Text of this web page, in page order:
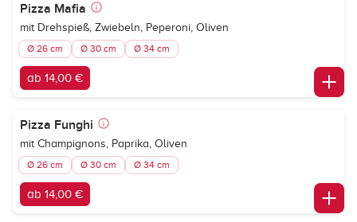
Pizza Mafia
mit Drehspieß, Zwiebeln, Peperoni, Oliven
Ø 26 cm Ø 30 cm Ø 34 cm
ab 14,00 €
Pizza Funghi
mit Champignons, Paprika, Oliven
Ø 26 cm Ø 30 cm Ø 34 cm
ab 14,00 €